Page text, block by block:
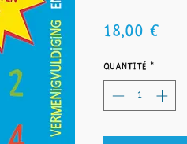
18,00 €
Quantité *